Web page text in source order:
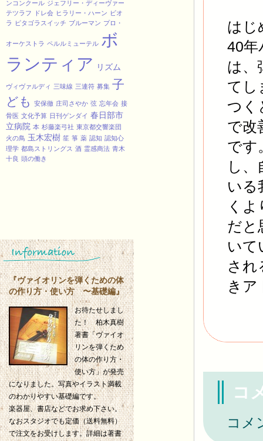
はじ
40年
は、
てし
つく
で改
で
し
いる
く
だと
いて
され
きア
コ
コメ
ンコンクール ジェフリー・ディーヴァー
テツラフ
ドレ会 ヒラリー・ハーン ビオ
ラ
ピタゴラスイッチ ブルーマン プロ・
オーケストラ ペルルミューテル ボ
ランティア
リズム
ヴィヴァルディ 三味線 三連符 募集 子
ども
安保徹 庄司さやか 弦 忘年会 接
骨医 文化予算 日刊ゲンダイ 春日部市
立病院 本 杉藤楽弓社 東京都交響楽団
火の鳥 玉木宏樹 笙 箏 薬 認知 認知心
理学 都島ストリングス 酒 霊感商法 青木
十良 頭の働き
『ヴァイオリンを弾くための体
の作り方・使い方 〜基礎編』
お待たせしまし
た！ 柏木真樹
著書「ヴァイオ
リンを弾くため
の体の作り方・
使い方」が発売
になりました。写真やイラスト満載
のわかりやすい基礎編です。
楽器屋、書店などでお求め下さい。
なおスタジオでも定価（送料無料）
で注文をお受けします。詳細は著書